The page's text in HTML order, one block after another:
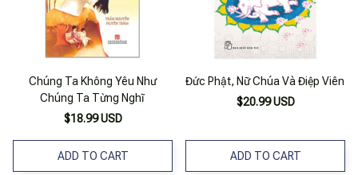
Chúng Ta Không Yêu Như
Chúng Ta Từng Nghĩ
$18.99 USD
ADD TO CART
Đức Phật, Nữ Chúa Và Điệp Viên
$20.99 USD
ADD TO CART